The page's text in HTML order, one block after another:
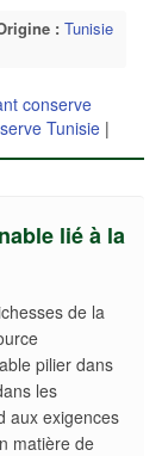
: Tunisie
conserve
Tunisie |
lié à la
de la
pilier dans
les
aux exigences
matière de